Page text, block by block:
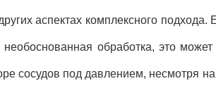
аспектах комплексного
обработка, это
сосудов под давлением, несмотря